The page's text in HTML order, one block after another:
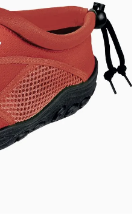
& Аквафітнес
Взуття
пляжу, серфінгу